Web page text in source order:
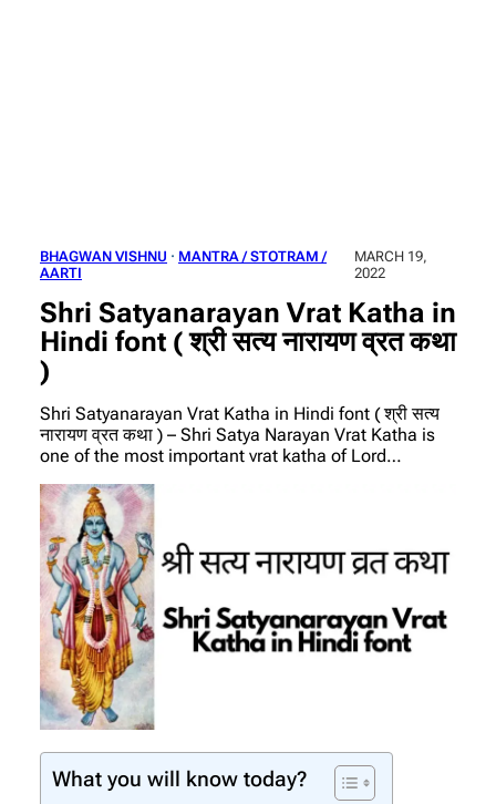
BHAGWAN VISHNU · MANTRA / STOTRAM /
AARTI
MARCH 19,
2022
Shri Satyanarayan Vrat Katha in
Hindi font ( श्री सत्य नारायण व्रत कथा
)
Shri Satyanarayan Vrat Katha in Hindi font ( श्री सत्य
नारायण व्रत कथा ) – Shri Satya Narayan Vrat Katha is
one of the most important vrat katha of Lord…
What you will know today?